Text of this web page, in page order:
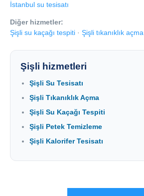
İstanbul su tesisatı
Diğer hizmetler:
Şişli su kaçağı tespiti · Şişli tıkanıklık açma
Şişli hizmetleri
Şişli Su Tesisatı
Şişli Tıkanıklık Açma
Şişli Su Kaçağı Tespiti
Şişli Petek Temizleme
Şişli Kalorifer Tesisatı